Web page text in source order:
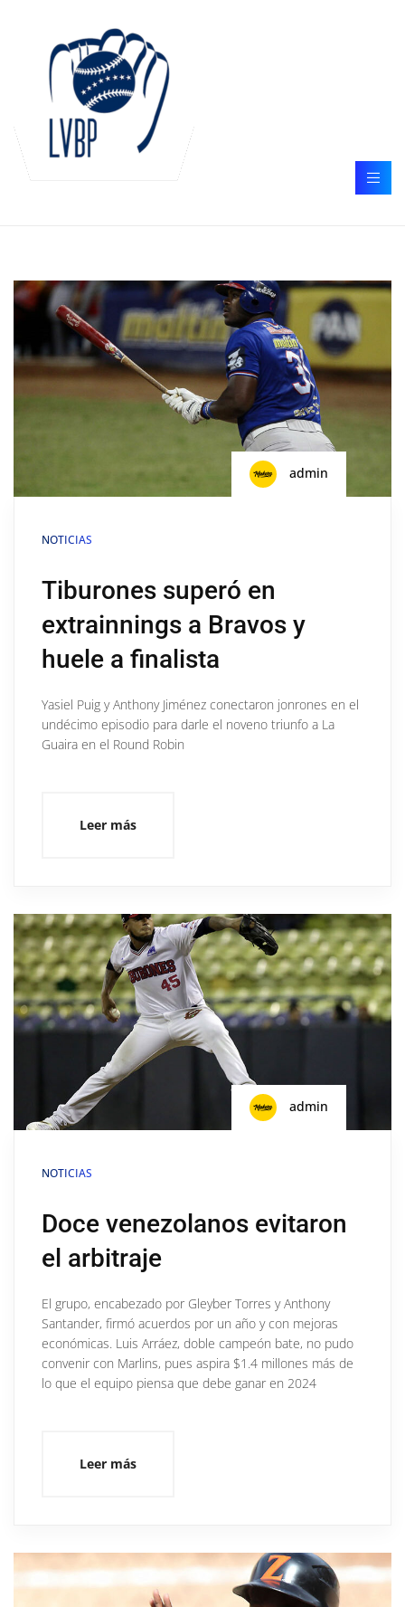
admin
NOTICIAS
Tiburones superó en
extrainnings a Bravos y
huele a finalista
Yasiel Puig y Anthony Jiménez conectaron jonrones en el
undécimo episodio para darle el noveno triunfo a La
Guaira en el Round Robin
Leer más
admin
NOTICIAS
Doce venezolanos evitaron
el arbitraje
El grupo, encabezado por Gleyber Torres y Anthony
Santander, firmó acuerdos por un año y con mejoras
económicas. Luis Arráez, doble campeón bate, no pudo
convenir con Marlins, pues aspira $1.4 millones más de
lo que el equipo piensa que debe ganar en 2024
Leer más